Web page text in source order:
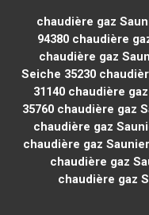
chaudière gaz
94380chaudière
chaudière gaz
Seiche 35230
31140chaudière gaz
35760chaudière gaz
chaudière gaz
chaudière gaz
chaudière gaz
chaudière gaz